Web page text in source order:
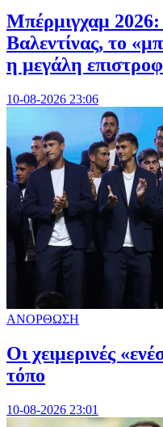
Μπέρμιγχαμ
Βαλεντίνας, το
η μεγάλη
10-08-2026 23:06
ΑΝΟΡΘΩΣΗ
Οι χειμερινές
τόπο
10-08-2026 23:01